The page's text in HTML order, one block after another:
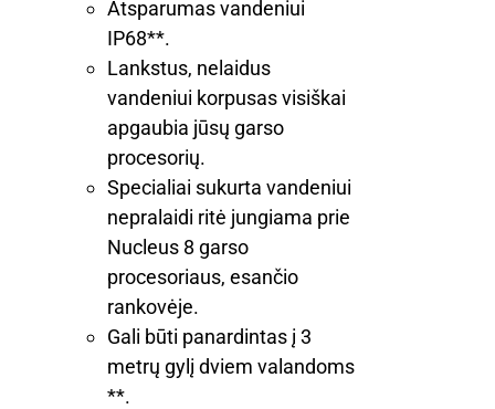
Atsparumas vandeniui
IP68**.
Lankstus, nelaidus
vandeniui korpusas visiškai
apgaubia jūsų garso
procesorių.
Specialiai sukurta vandeniui
nepralaidi ritė jungiama prie
Nucleus 8 garso
procesoriaus, esančio
rankovėje.
Gali būti panardintas į 3
metrų gylį dviem valandoms
**.